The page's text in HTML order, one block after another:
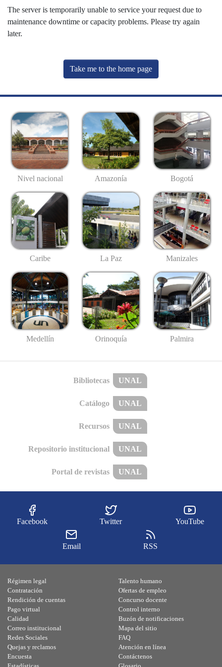
The server is temporarily unable to service your request due to
maintenance downtime or capacity problems. Please try again
later.
Take me to the home page
Nivel nacional Amazonía Bogotá
Caribe La Paz Manizales
Medellín Orinoquía Palmira
Bibliotecas UNAL
Catálogo UNAL
Recursos UNAL
Repositorio institucional UNAL
Portal de revistas UNAL
Facebook Twitter YouTube
Email RSS
Régimen legal
Contratación
Rendición de cuentas
Pago virtual
Calidad
Talento humano
Ofertas de empleo
Concurso docente
Control interno
Buzón de notificaciones
Correo institucional
Redes Sociales
Quejas y reclamos
Encuesta
Mapa del sitio
FAQ
Atención en línea
Contáctenos